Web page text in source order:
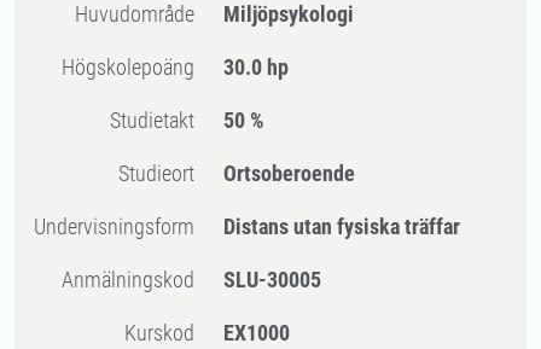
Huvudområde Miljöpsykologi
högskolepoäng 30.0 hp
Studietakt 50 %
Studieort Ortsoberoende
Undervisningsform Distans utan fysiska träffar
Anmälningskod SLU-30005
Kurskod EX1000